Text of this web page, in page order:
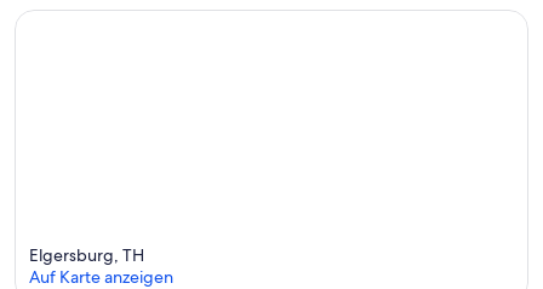
Elgersburg, TH
Auf Karte anzeigen